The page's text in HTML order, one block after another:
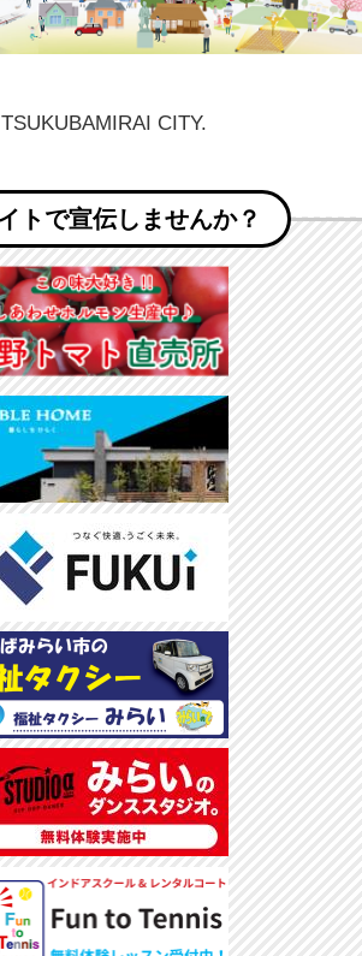
CITY.
トで宣伝しませんか？